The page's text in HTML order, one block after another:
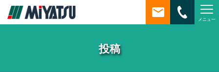
MiYATSU メニュー
投稿